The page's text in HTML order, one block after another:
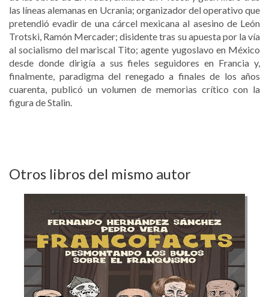
las líneas alemanas en Ucrania; organizador del operativo que
pretendió evadir de una cárcel mexicana al asesino de León
Trotski, Ramón Mercader; disidente tras su apuesta por la vía
al socialismo del mariscal Tito; agente yugoslavo en México
desde donde dirigía a sus fieles seguidores en Francia y,
finalmente, paradigma del renegado a finales de los años
cuarenta, publicó un volumen de memorias crítico con la
figura de Stalin.
Otros libros del mismo autor